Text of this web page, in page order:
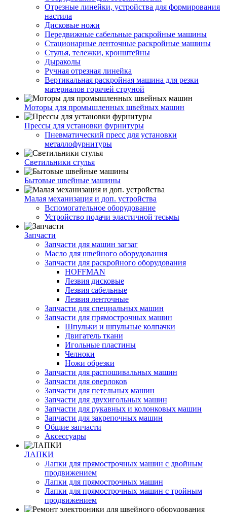
Отрезные линейки, устройства для формирования
настила
Дисковые ножи
Передвижные сабельные раскройные машины
Стационарные ленточные раскройные машины
Стулья, тележки, кронштейны
Дыраколы
Ручная отрезная линейка
Вертикальная раскройная машина для резки
материалов горячей струной
Моторы для промышленных швейных машин
Прессы для установки фурнитуры
Пневматический пресс для установки
металлофурнитуры
Светильники стулья
Бытовые швейные машины
Малая механизация и доп. устройства
Вспомогательное оборудование
Устройство подачи эластичной тесьмы
Запчасти
Запчасти для машин загзаг
Масло для швейного оборудования
Запчасти для раскройного оборудования
HOFFMAN
Лезвия дисковые
Лезвия сабельные
Лезвия ленточные
Запчасти для специальных машин
Запчасти для прямострочных машин
Шпульки и шпульные колпачки
Двигатель ткани
Игольные пластины
Челноки
Ножи обрезки
Запчасти для распошивальных машин
Запчасти для оверлоков
Запчасти для петельных машин
Запчасти для двухигольных машин
Запчасти для рукавных и колонковых машин
Запчасти для закрепочных машин
Общие запчасти
Аксессуары
ЛАПКИ
Лапки для прямострочных машин с двойным
продвижением
Лапки для прямострочных машин
Лапки для прямострочных машин с тройным
продвижением